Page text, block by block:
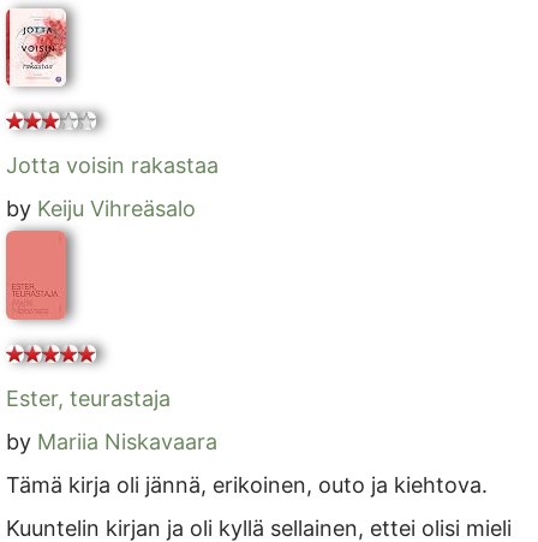
Jotta voisin rakastaa
by Keiju Vihreäsalo
Ester, teurastaja
by Mariia Niskavaara
Tämä kirja oli jännä, erikoinen, outo ja kiehtova.
Kuuntelin kirjan ja oli kyllä sellainen, ettei olisi mieli